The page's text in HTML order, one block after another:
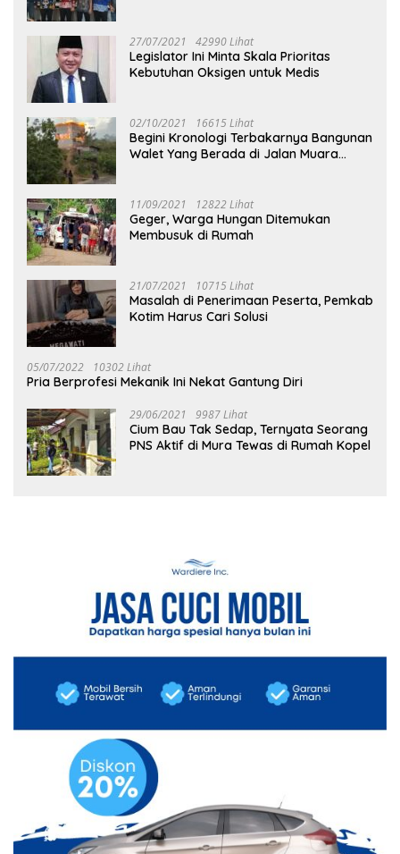
27/07/2021 42990 Lihat
Legislator Ini Minta Skala Prioritas
Kebutuhan Oksigen untuk Medis
02/10/2021 16615 Lihat
Begini Kronologi Terbakarnya Bangunan
Walet Yang Berada di Jalan Muara
11/09/2021 12822 Lihat
Geger, Warga Hungan Ditemukan
Membusuk di Rumah
21/07/2021 10715 Lihat
Masalah di Penerimaan Peserta, Pemkab
Kotim Harus Cari Solusi
05/07/2022 10302 Lihat
Pria Berprofesi Mekanik Ini Nekat Gantung Diri
29/06/2021 9987 Lihat
Cium Bau Tak Sedap, Ternyata Seorang
PNS Aktif di Mura Tewas di Rumah Kopel